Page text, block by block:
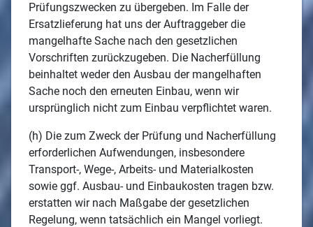
Prüfungszwecken zu übergeben. Im Falle der
Ersatzlieferung hat uns der Auftraggeber die
mangelhafte Sache nach den gesetzlichen
Vorschriften zurückzugeben. Die Nacherfüllung
beinhaltet weder den Ausbau der mangelhaften
Sache noch den erneuten Einbau, wenn wir
ursprünglich nicht zum Einbau verpflichtet waren.
(h) Die zum Zweck der Prüfung und Nacherfüllung
erforderlichen Aufwendungen, insbesondere
Transport-, Wege-, Arbeits- und Materialkosten
sowie ggf. Ausbau- und Einbaukosten tragen bzw.
erstatten wir nach Maßgabe der gesetzlichen
Regelung, wenn tatsächlich ein Mangel vorliegt.